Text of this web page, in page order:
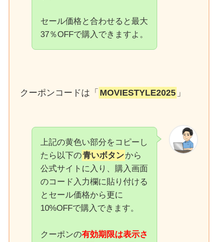
セール価格と合わせると最大
37％OFFで購入できますよ。
クーポンコードは「 MOVIESTYLE2025 」
上記の黄色い部分をコピーし
たら以下の青いボタンから
公式サイトに入り、購入画面
のコード入力欄に貼り付ける
とセール価格から更に
10%OFFで購入できます。
クーポンの有効期限は表示さ